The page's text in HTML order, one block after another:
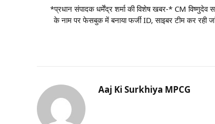
*प्रधान संपादक धर्मेंद्र शर्मा की विशेष खबर-* CM विष्णुदेव
के नाम पर फेसबुक में बनाया फर्जी ID, साइबर टीम कर रही
Aaj Ki Surkhiya MPCG